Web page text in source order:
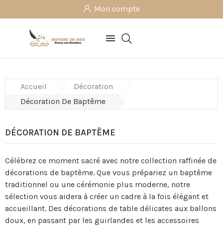
Mon compte

Accueil
Décoration
Décoration De Baptême
DÉCORATION DE BAPTÊME
Célébrez ce moment sacré avec notre collection raffinée de
décorations de baptême. Que vous prépariez un baptême
traditionnel ou une cérémonie plus moderne, notre
sélection vous aidera à créer un cadre à la fois élégant et
accueillant. Des décorations de table délicates aux ballons
doux, en passant par les guirlandes et les accessoires